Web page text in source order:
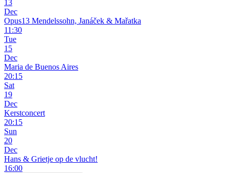
13
Dec
Opus13 Mendelssohn, Janáček & Mařatka
11:30
Tue
15
Dec
Maria de Buenos Aires
20:15
Sat
19
Dec
Kerstconcert
20:15
Sun
20
Dec
Hans & Grietje op de vlucht!
16:00